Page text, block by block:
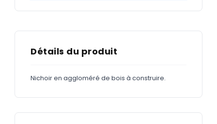
ADHÉSIFS
Détails du produit
Nichoir en aggloméré de bois à construire.